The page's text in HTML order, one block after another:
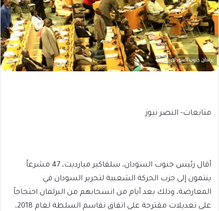
متابعات- النصر نيوز
أقال رئيس جنوب السودان، سلفاكير ميارديت، 47 مشرعاً
ينتمون إلى حزب الحركة الشعبية لتحرير السودان في
المعارضة، وذلك بعد أيام من انسحابهم من البرلمان احتجاجاً
على تعديلات مقترحة على اتفاق تقاسم السلطة لعام 2018،